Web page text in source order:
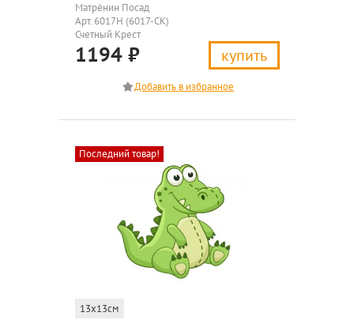
Матрёнин Посад
Арт. 6017Н (6017-СК)
Счетный Крест
1194 ₽ купить
Последний товар!
13x13см